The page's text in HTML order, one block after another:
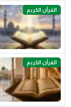
القرآن الكريم
القرآن الكريم